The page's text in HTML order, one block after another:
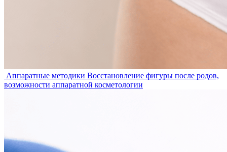
Аппаратные методики Восстановление фигуры после родов,
возможности аппаратной косметологии